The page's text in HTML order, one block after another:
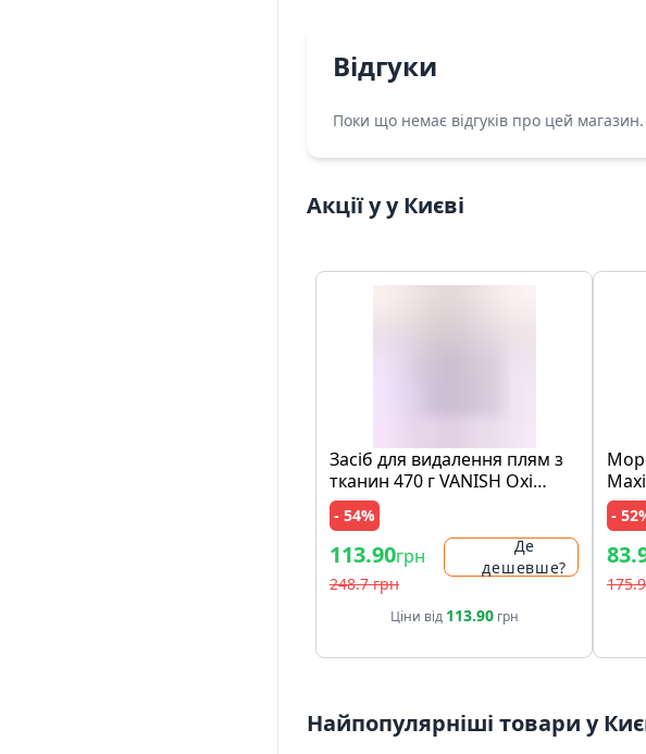
Відгуки
Поки що немає відгуків про цей магазин.
Акції у у Києві
Засіб для видалення плям з
тканин 470 г VANISH Oxi
Action Multifunctional Pink п/
банка
- 54%
113.90грн
248.7 грн
Де
дешевше?
Ціни від 113.90грн
-
Найпопулярніші товари у